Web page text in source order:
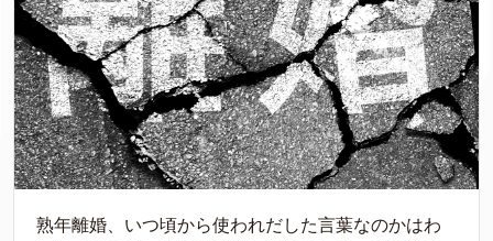
熟年離婚、いつ頃から使われだした言葉なのかはわ